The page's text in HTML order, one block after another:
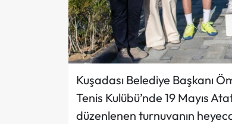
Kuşadası Belediye Başkanı
Tenis Kulübü’nde 19 Mayıs
düzenlenen turnuvanın